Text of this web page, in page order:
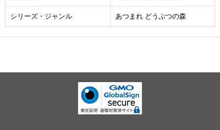
シリーズ・ジャンル あつまれ どうぶつの森